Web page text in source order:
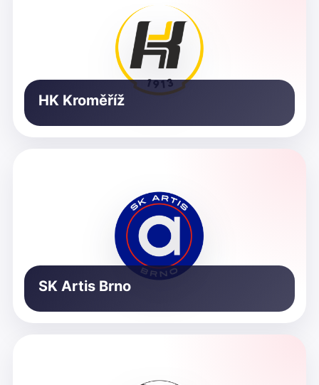
HK Kroměříž
SK Artis Brno